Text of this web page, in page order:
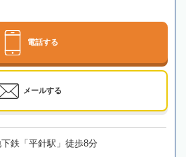
電話する
メールする
鉄「平針駅」徒歩8分